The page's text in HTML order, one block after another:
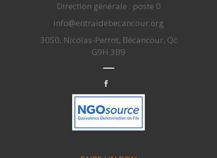
Direction générale : poste 0
info@entraidebecancour.org
3050, Nicolas-Perrot, Bécancour, Qc
G9H 3B9